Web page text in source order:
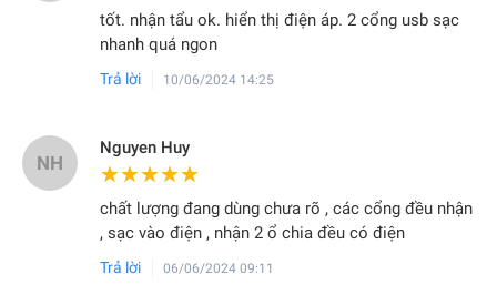
tốt. nhận tẩu ok. hiển thị điện áp. 2 cổng usb sạc
nhanh quá ngon
Trả lời 10/06/2024 14:25
NH
Nguyen Huy
★★★★★
★★★★★
chất lượng đang dùng chưa rõ , các cổng đều nhận
, sạc vào điện , nhận 2 ổ chia đều có điện
Trả lời 06/06/2024 09:11